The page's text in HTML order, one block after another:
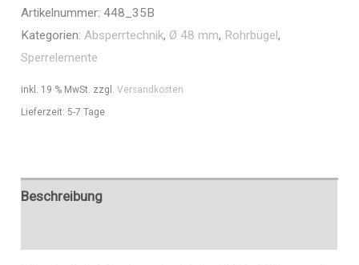
48
x
2,5
mm
mit
-
Artikelnummer:448_35B
Kategorien:Absperrtechnik, Ø 48 mm, Rohrbügel,
Sperrelemente
inkl. 19 % MwSt. zzgl.Versandkosten
Lieferzeit: 5-7 Tage
Beschreibung